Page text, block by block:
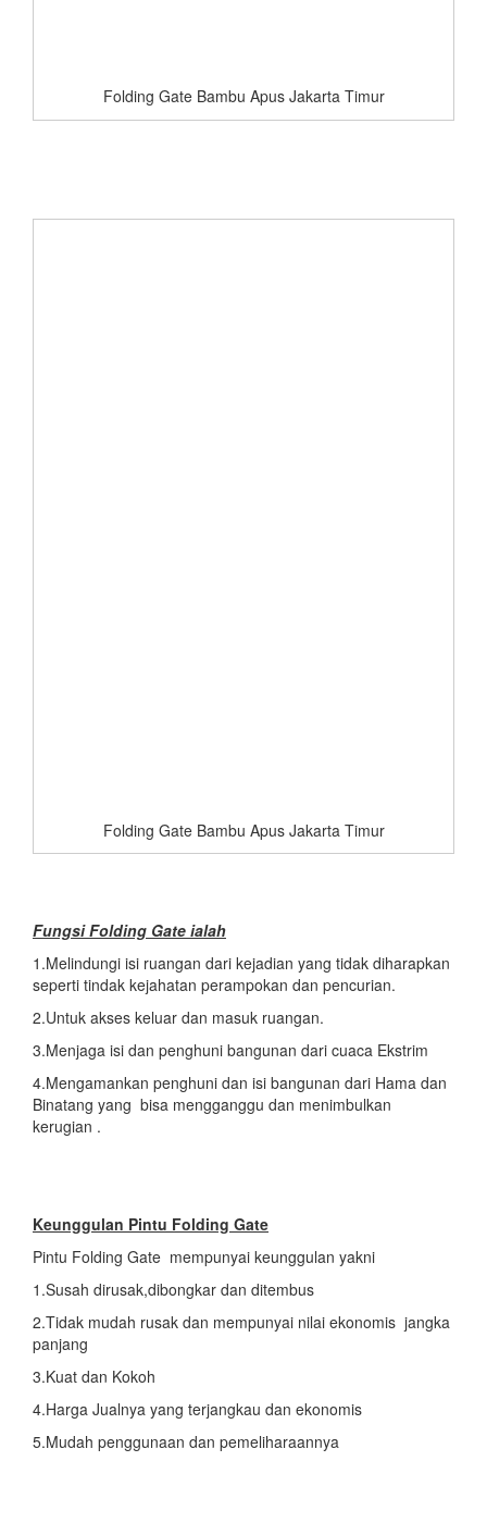
Folding Gate Bambu Apus Jakarta Timur
Folding Gate Bambu Apus Jakarta Timur
Fungsi Folding Gate ialah
1.Melindungi isi ruangan dari kejadian yang tidak diharapkan
seperti tindak kejahatan perampokan dan pencurian.
2.Untuk akses keluar dan masuk ruangan.
3.Menjaga isi dan penghuni bangunan dari cuaca Ekstrim
4.Mengamankan penghuni dan isi bangunan dari Hama dan
Binatang yang bisa mengganggu dan menimbulkan
kerugian .
Keunggulan Pintu Folding Gate
Pintu Folding Gate mempunyai keunggulan yakni
1.Susah dirusak,dibongkar dan ditembus
2.Tidak mudah rusak dan mempunyai nilai ekonomis jangka
panjang
3.Kuat dan Kokoh
4.Harga Jualnya yang terjangkau dan ekonomis
5.Mudah penggunaan dan pemeliharaannya